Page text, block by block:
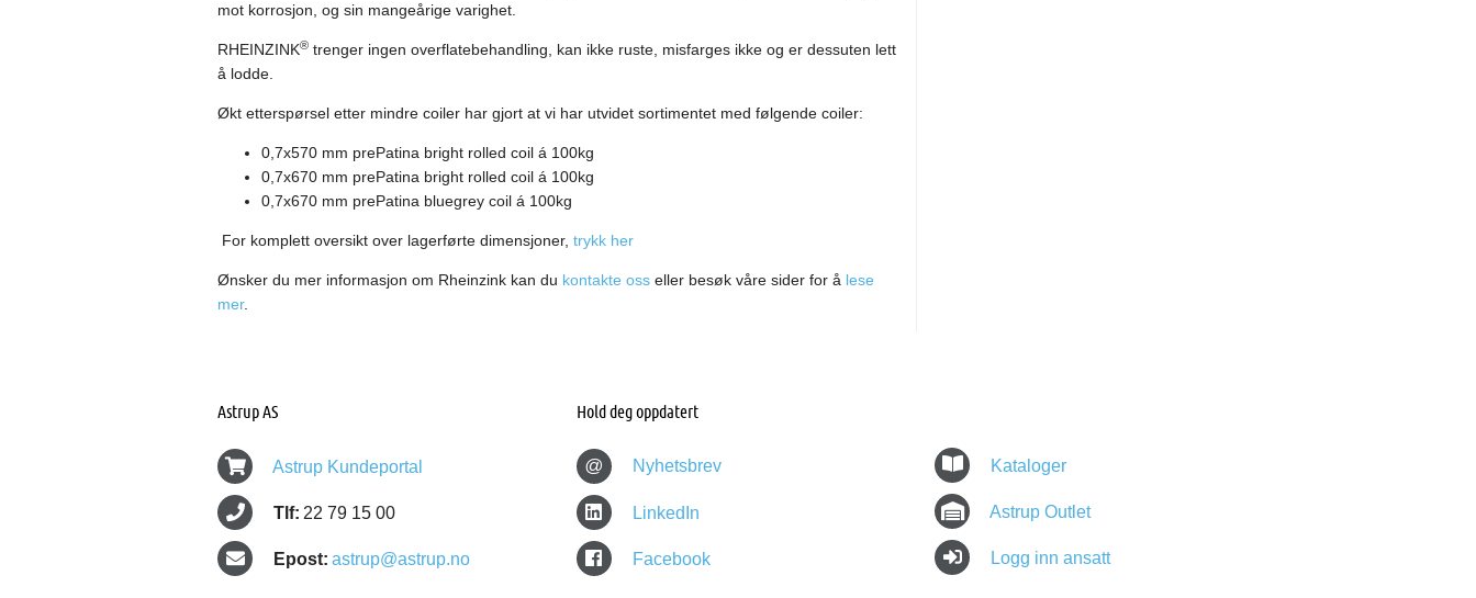
mot korrosjon, og sin mangeårige varighet.
RHEINZINK® trenger ingen overflatebehandling, kan ikke ruste, misfarges ikke og er dessuten lett
å lodde.
Økt etterspørsel etter mindre coiler har gjort at vi har utvidet sortimentet med følgende coiler:
0,7x570 mm prePatina bright rolled coil á 100kg
0,7x670 mm prePatina bright rolled coil á 100kg
0,7x670 mm prePatina bluegrey coil á 100kg
For komplett oversikt over lagerførte dimensjoner, trykk her
Ønsker du mer informasjon om Rheinzink kan du kontakte oss eller besøk våre sider for å lese
mer.
Astrup AS
Astrup Kundeportal
Tlf: 22 79 15 00
Epost: astrup@astrup.no
Hold deg oppdatert
@ Nyhetsbrev
LinkedIn
Facebook
Kataloger
Astrup Outlet
Logg inn ansatt